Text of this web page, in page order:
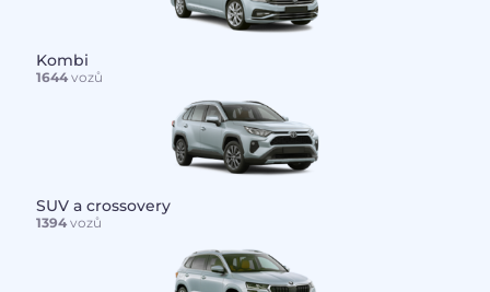
Kombi
1644vozů
SUV a crossovery
1394vozů